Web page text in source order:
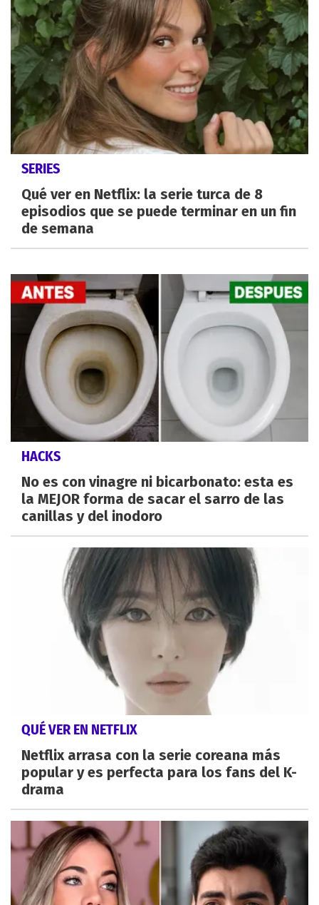
SERIES
Qué ver en Netflix: la serie turca de 8
episodios que se puede terminar en un fin
de semana
HACKS
No es con vinagre ni bicarbonato: esta es
la MEJOR forma de sacar el sarro de las
canillas y del inodoro
QUÉ VER EN NETFLIX
Netflix arrasa con la serie coreana más
popular y es perfecta para los fans del K-
drama